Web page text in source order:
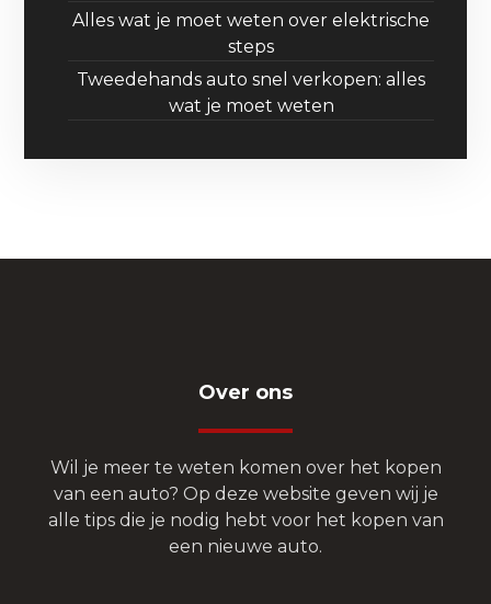
Alles wat je moet weten over elektrische
steps
Tweedehands auto snel verkopen: alles
wat je moet weten
Over ons
Wil je meer te weten komen over het kopen
van een auto? Op deze website geven wij je
alle tips die je nodig hebt voor het kopen van
een nieuwe auto.